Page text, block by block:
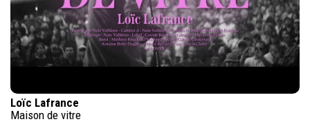
Loïc Lafrance
Maison de vitre